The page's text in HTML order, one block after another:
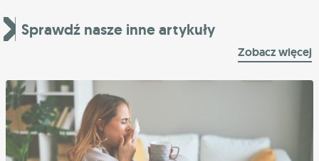
Sprawdź nasze inne artykuły
Zobacz więcej